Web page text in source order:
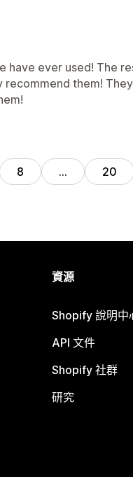
have ever used! The
recommend them!
8 … 20
資源
Shopify 說明中
API 文件
Shopify 社群
研究